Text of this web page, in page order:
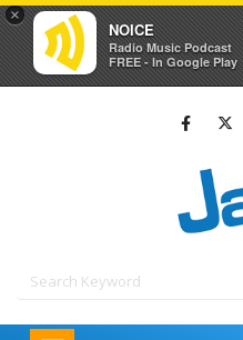
×
NOICE
Radio Music Podcast
FREE - In Google Play